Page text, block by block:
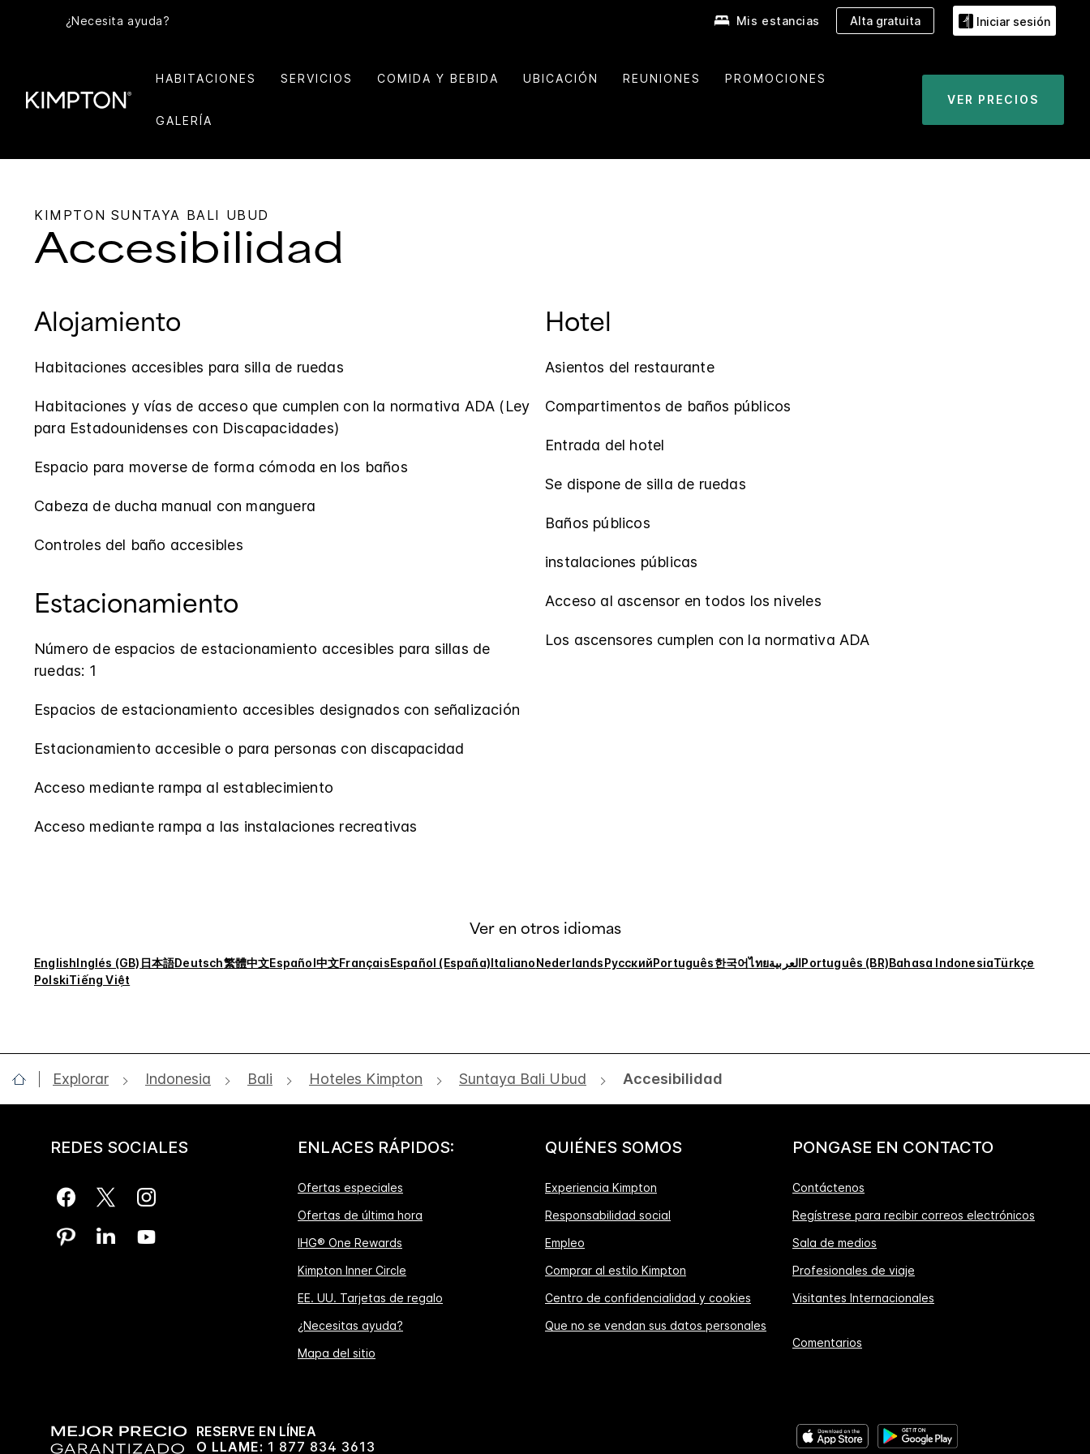
¿Necesita ayuda? Mis estancias Alta gratuita Iniciar sesión
HABITACIONES SERVICIOS COMIDA Y BEBIDA UBICACIÓN REUNIONES PROMOCIONES
GALERÍA
VER PRECIOS
KIMPTON SUNTAYA BALI UBUD
Accesibilidad
Alojamiento
Habitaciones accesibles para silla de ruedas
Habitaciones y vías de acceso que cumplen con la normativa ADA (Ley
para Estadounidenses con Discapacidades)
Espacio para moverse de forma cómoda en los baños
Cabeza de ducha manual con manguera
Controles del baño accesibles
Estacionamiento
Número de espacios de estacionamiento accesibles para sillas de
ruedas: 1
Espacios de estacionamiento accesibles designados con señalización
Estacionamiento accesible o para personas con discapacidad
Acceso mediante rampa al establecimiento
Acceso mediante rampa a las instalaciones recreativas
Hotel
Asientos del restaurante
Compartimentos de baños públicos
Entrada del hotel
Se dispone de silla de ruedas
Baños públicos
instalaciones públicas
Acceso al ascensor en todos los niveles
Los ascensores cumplen con la normativa ADA
Ver en otros idiomas
EnglishInglés (GB) 日本語Deutsch繁體中文Español中文FrançaisEspañol (España)ItalianoNederlandsРусскийPortuguês한국어ไทยالعربيةPortuguês (BR)Bahasa IndonesiaTürkçe
PolskiTiếng Việt
Explorar Indonesia Bali Hoteles Kimpton Suntaya Bali Ubud Accesibilidad
REDES SOCIALES ENLACES RÁPIDOS:
Ofertas especiales
Ofertas de última hora
IHG® One Rewards
Kimpton Inner Circle
EE. UU. Tarjetas de regalo
¿Necesitas ayuda?
Mapa del sitio
QUIÉNES SOMOS
Experiencia Kimpton
Responsabilidad social
Empleo
Comprar al estilo Kimpton
Centro de confidencialidad y cookies
Que no se vendan sus datos personales
PONGASE EN CONTACTO
Contáctenos
Regístrese para recibir correos electrónicos
Sala de medios
Profesionales de viaje
Visitantes Internacionales
Comentarios
RESERVE EN LÍNEA
O LLAME: 1 877 834 3613